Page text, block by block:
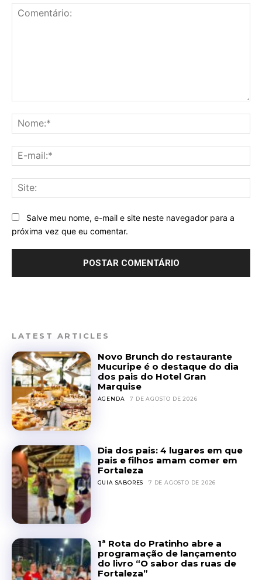
Salve meu nome, e-mail e site neste navegador para a
próxima vez que eu comentar.
LATEST ARTICLES
Novo Brunch do restaurante
Mucuripe é o destaque do dia
dos pais do Hotel Gran
Marquise
AGENDA 7 DE AGOSTO DE 2026
Dia dos pais: 4 lugares em que
pais e filhos amam comer em
Fortaleza
GUIA SABORES 7 DE AGOSTO DE 2026
1ª Rota do Pratinho abre a
programação de lançamento
do livro “O sabor das ruas de
Fortaleza”